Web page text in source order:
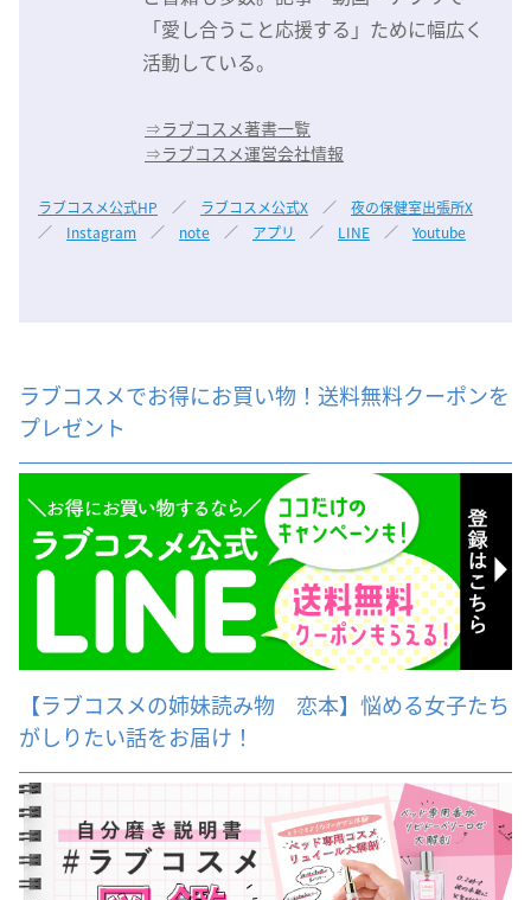
「愛し合うこと応援する」ために幅広く
活動している。
⇒ラブコスメ著書一覧
⇒ラブコスメ運営会社情報
ラブコスメ公式HP ／ ラブコスメ公式X ／ 夜の保健室出張所X
／ Instagram ／ note ／ アプリ ／ LINE ／ Youtube
ラブコスメでお得にお買い物！送料無料クーポンを
プレゼント
【ラブコスメの姉妹読み物 恋本】悩める女子たち
がしりたい話をお届け！